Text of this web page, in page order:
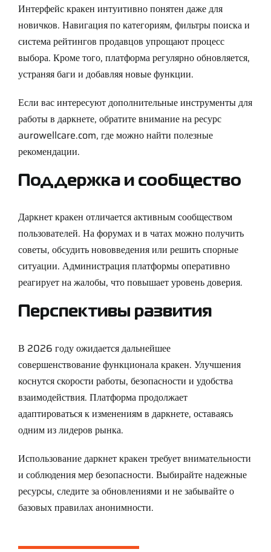
Интерфейс кракен интуитивно понятен даже для
новичков. Навигация по категориям, фильтры поиска и
система рейтингов продавцов упрощают процесс
выбора. Кроме того, платформа регулярно обновляется,
устраняя баги и добавляя новые функции.
Если вас интересуют дополнительные инструменты для
работы в даркнете, обратите внимание на ресурс
aurowellcare.com, где можно найти полезные
рекомендации.
Поддержка и сообщество
Даркнет кракен отличается активным сообществом
пользователей. На форумах и в чатах можно получить
советы, обсудить нововведения или решить спорные
ситуации. Администрация платформы оперативно
реагирует на жалобы, что повышает уровень доверия.
Перспективы развития
В 2026 году ожидается дальнейшее
совершенствование функционала кракен. Улучшения
коснутся скорости работы, безопасности и удобства
взаимодействия. Платформа продолжает
адаптироваться к изменениям в даркнете, оставаясь
одним из лидеров рынка.
Использование даркнет кракен требует внимательности
и соблюдения мер безопасности. Выбирайте надежные
ресурсы, следите за обновлениями и не забывайте о
базовых правилах анонимности.